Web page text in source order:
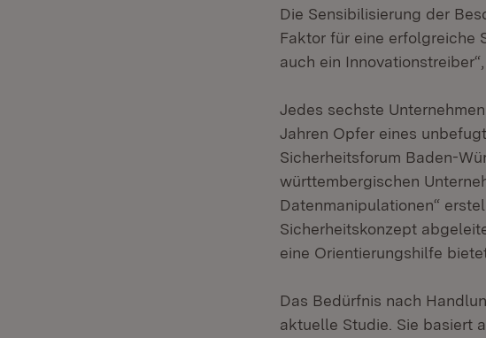
Die Sensibilisierung der
Faktor für eine erfolgreiche
auch ein
Jedes sechste
Jahren Opfer eines
Sicherheitsforum Baden-
württembergischen
Datenmanipulationen“
Sicherheitskonzept
eine Orientierungshilfe
Das Bedürfnis nach
aktuelle Studie. Sie basiert